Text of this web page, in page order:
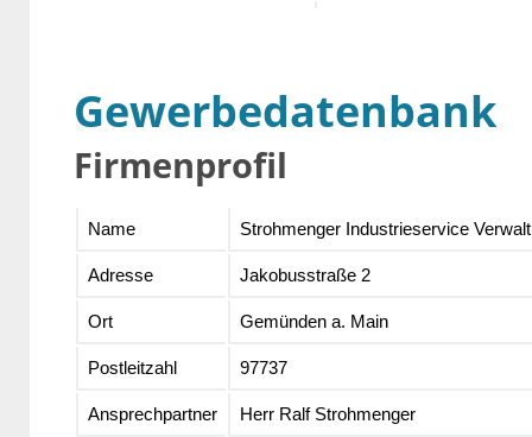
Gewerbedatenbank
Firmenprofil
Name Strohmenger Industrieservice
Adresse Jakobusstraße 2
Ort Gemünden a. Main
Postleitzahl 97737
Ansprechpartner Herr Ralf Strohmenger